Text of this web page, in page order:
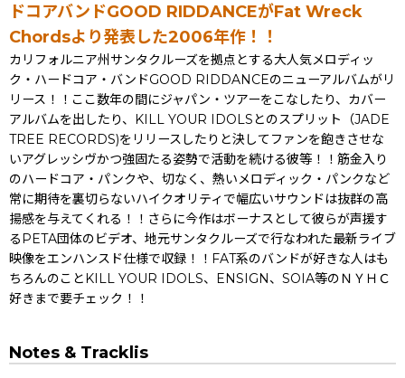
ドコアバンドGOOD RIDDANCEがFat Wreck
Chordsより発表した2006年作！！
カリフォルニア州サンタクルーズを拠点とする大人気メロディッ
ク・ハードコア・バンドGOOD RIDDANCEのニューアルバムがリ
リース！！ここ数年の間にジャパン・ツアーをこなしたり、カバー
アルバムを出したり、KILL YOUR IDOLSとのスプリット（JADE
TREE RECORDS)をリリースしたりと決してファンを飽きさせな
いアグレッシヴかつ強固たる姿勢で活動を続ける彼等！！筋金入り
のハードコア・パンクや、切なく、熱いメロディック・パンクなど
常に期待を裏切らないハイクオリティで幅広いサウンドは抜群の高
揚感を与えてくれる！！さらに今作はボーナスとして彼らが声援す
るPETA団体のビデオ、地元サンタクルーズで行なわれた最新ライブ
映像をエンハンスド仕様で収録！！FAT系のバンドが好きな人はも
ちろんのことKILL YOUR IDOLS、ENSIGN、SOIA等のＮＹＨＣ
好きまで要チェック！！
Notes & Tracklis